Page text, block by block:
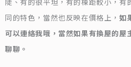
同的特色，當然也反映在價格上，如
可以連絡我哦，當然如果有換屋的屋
聊聊。